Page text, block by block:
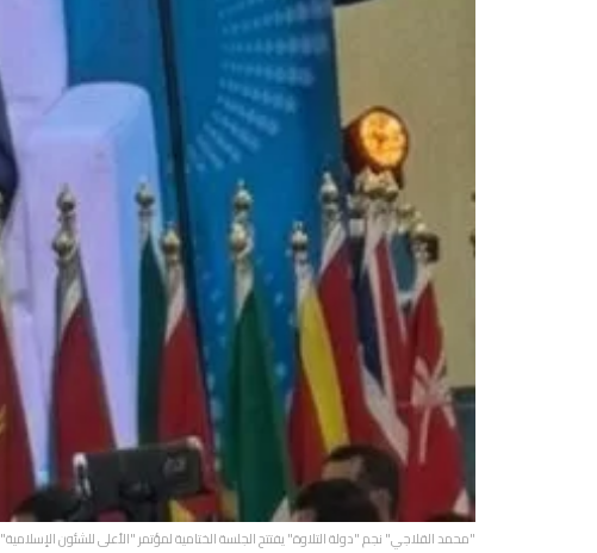
"محمد القلاجي" نجم "دولة التلاوة" يفتتح الجلسة الختامية لمؤتمر "الأعلى للشئون الإسلامية"